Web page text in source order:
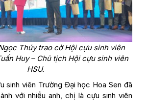
Thúy trao cờ Hội cựu sinh viên
Huy – Chủ tịch Hội cựu sinh viên
HSU.
sinh viên Trường Đại học Hoa Sen đã
với nhiều anh, chị là cựu sinh viên